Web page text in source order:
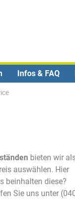
Infos & FAQ
bieten wir
auswählen. Hier
beinhalten diese?
Sie uns unter